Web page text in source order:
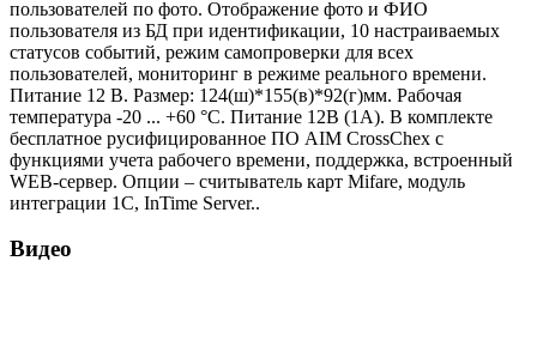
пользователей по фото. Отображение фото и ФИО
пользователя из БД при идентификации, 10 настраиваемых
статусов событий, режим самопроверки для всех
пользователей, мониторинг в режиме реального времени.
Питание 12 В. Размер: 124(ш)*155(в)*92(г)мм. Рабочая
температура -20 ... +60 °С. Питание 12В (1A). В комплекте
бесплатное русифицированное ПО AIM CrossChex с
функциями учета рабочего времени, поддержка, встроенный
WEB-сервер. Опции – считыватель карт Mifare, модуль
интеграции 1С, InTime Server..
Видео